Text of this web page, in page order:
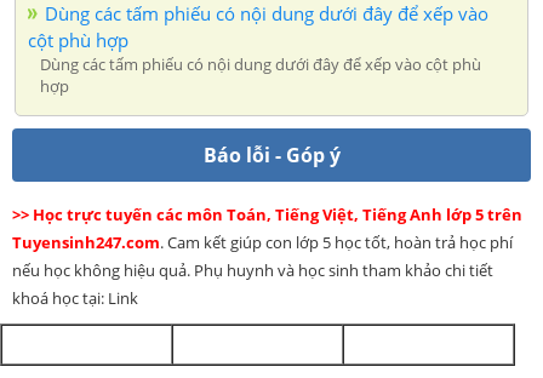
Dùng các tấm phiếu có nội dung dưới đây để xếp vào
cột phù hợp
Dùng các tấm phiếu có nội dung dưới đây để xếp vào cột phù
hợp
Báo lỗi - Góp ý
>> Học trực tuyến các môn Toán, Tiếng Việt, Tiếng Anh lớp 5 trên
Tuyensinh247.com. Cam kết giúp con lớp 5 học tốt, hoàn trả học phí
nếu học không hiệu quả. Phụ huynh và học sinh tham khảo chi tiết
khoá học tại: Link